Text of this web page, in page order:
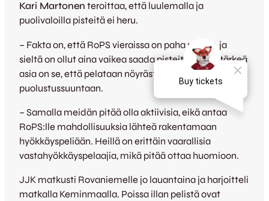
Kari Martonen teroittaa, että luulemalla ja
puolivaloilla pisteitä ei heru.
– Fakta on, että RoPS vieraissa on paha paikka, ja
sieltä on ollut aina vaikea saada pisteitä. Hyvin tärkeä
asia on se, että pelataan nöyrästi ja pysytään tiiviinä
puolustussuuntaan.
– Samalla meidän pitää olla aktiivisia, eikä antaa
RoPS:lle mahdollisuuksia lähteä rakentamaan
hyökkäyspeliään. Heillä on erittäin vaarallisia
vastahyökkäyspelaajia, mikä pitää ottaa huomioon.
JJK matkusti Rovaniemelle jo lauantaina ja harjoitteli
matkalla Keminmaalla. Poissa illan pelistä ovat